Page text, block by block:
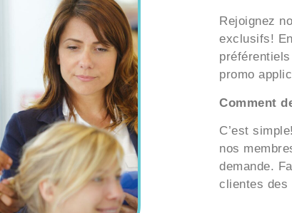
Rejoignez
exclusifs!
promo
Comment
C’est
nos
demande.
clientes des